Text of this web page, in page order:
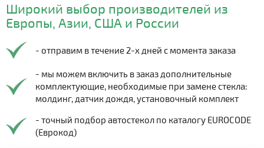
Широкий выбор производителей из
Европы, Азии, США и России
- отправим в течение 2-х дней с момента заказа
- мы можем включить в заказ дополнительные
комплектующие, необходимые при замене стекла:
молдинг, датчик дождя, установочный комплект
- точный подбор автостекол по каталогу EUROCODE
(Еврокод)